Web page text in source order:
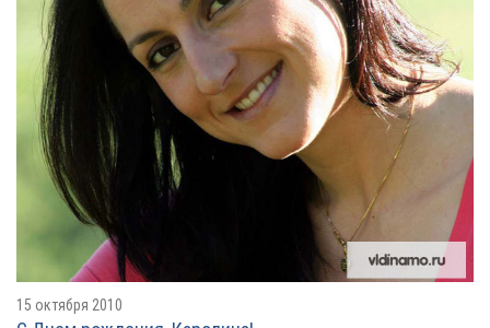
15 октября 2010